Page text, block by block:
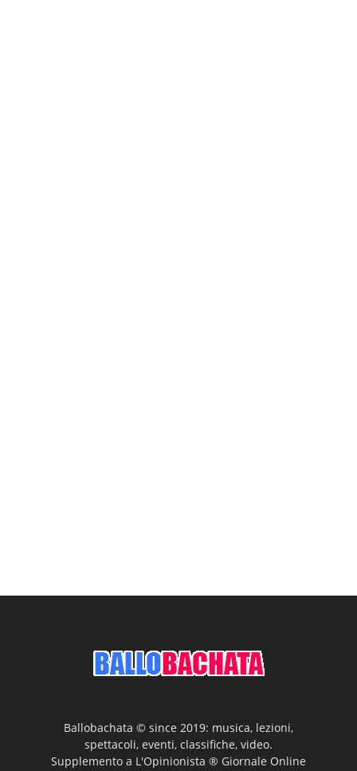
Ballobachata © since 2019: musica, lezioni,
spettacoli, eventi, classifiche, video.
Supplemento a L'Opinionista ® Giornale Online